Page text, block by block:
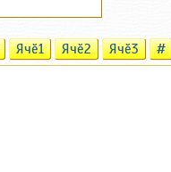
Ячӗ1 Ячӗ2 Ячӗ3 #